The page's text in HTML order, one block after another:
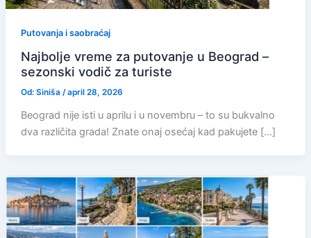
Putovanja i saobraćaj
Najbolje vreme za putovanje u Beograd –
sezonski vodič za turiste
Od: Siniša /april 28, 2026
Beograd nije isti u aprilu i u novembru – to su bukvalno
dva različita grada! Znate onaj osećaj kad pakujete […]